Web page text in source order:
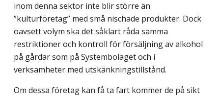
inom denna sektor inte blir större än
”kulturföretag” med små nischade produkter. Dock
oavsett volym ska det såklart råda samma
restriktioner och kontroll för försäljning av alkohol
på gårdar som på Systembolaget och i
verksamheter med utskänkningstillstånd.
Om dessa företag kan få ta fart kommer de på sikt